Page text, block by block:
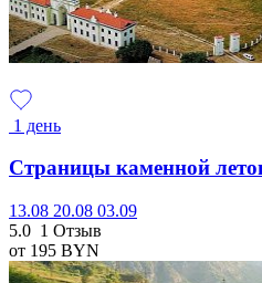
1 день
Страницы каменной
13.08 20.08 03.09
5.0 1 Отзыв
от 195 BYN